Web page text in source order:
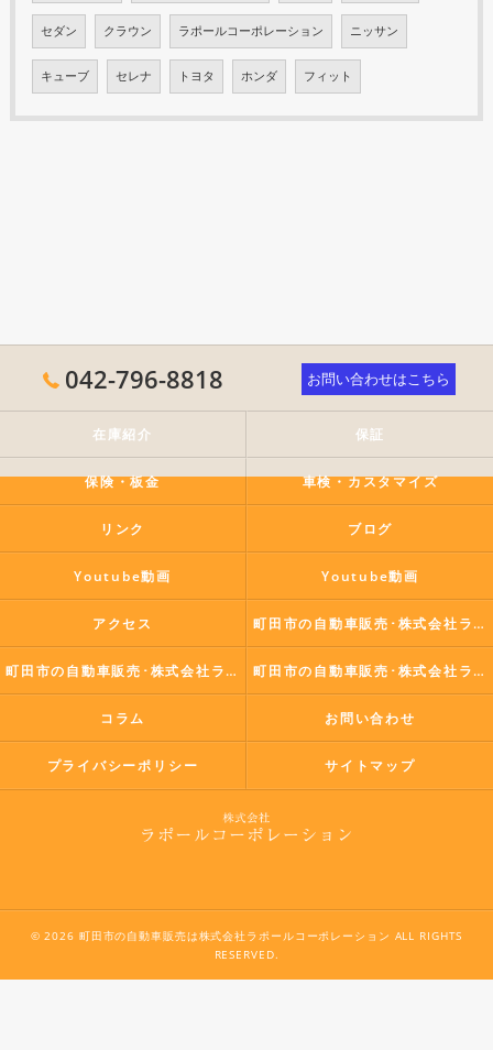
セダン クラウン ラポールコーポレーション ニッサン
キューブ セレナ トヨタ ホンダ フィット
042-796-8818 お問い合わせはこちら
在庫紹介 保証
保険・板金 車検・カスタマイズ
リンク ブログ
Youtube動画 Youtube動画
アクセス 町田市の自動車販売･株式会社ラポールコーポレーションの口コミ情報
町田市の自動車販売･株式会社ラポールコーポレーションの評判 町田市の自動車販売･株式会社ラポールコーポレーションのお客様の声
コラム お問い合わせ
プライバシーポリシー サイトマップ
© 2026 町田市の自動車販売は株式会社ラポールコーポレーション ALL RIGHTS
RESERVED.